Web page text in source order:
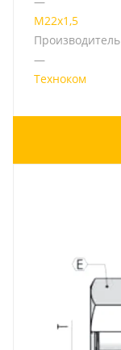
М22х1,5
Производитель
—
Техноком